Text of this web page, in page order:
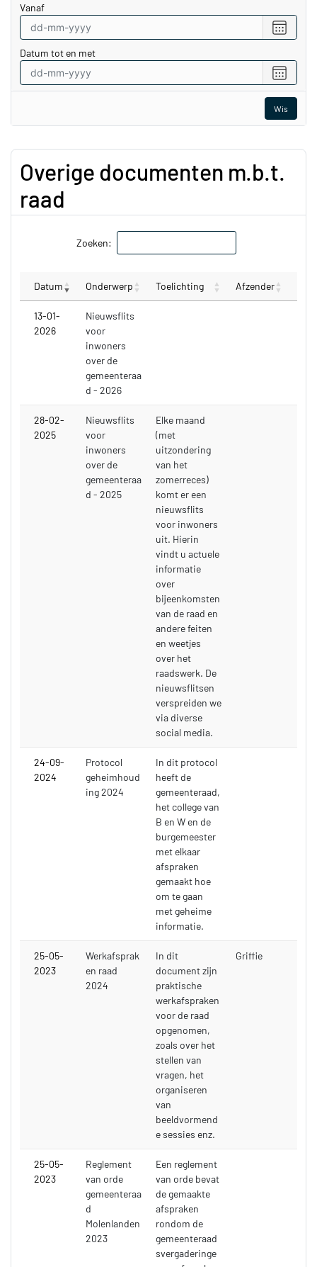
vanaf
een
vanaf
Datum tot en met
een
datum
tot
en
Wis
Overige documenten m.b.t.
raad
Zoeken:
Datum Onderwerp Toelichting Afzender
13-01-
2026
Nieuwsflits
voor
inwoners
over de
gemeenteraa
d - 2026
28-02-
2025
Nieuwsflits
voor
inwoners
over de
gemeenteraa
d - 2025
Elke maand
(met
uitzondering
van het
zomerreces)
komt er een
nieuwsflits
voor inwoners
uit. Hierin
vindt u actuele
informatie
over
bijeenkomsten
van de raad en
andere feiten
en weetjes
over het
raadswerk. De
nieuwsflitsen
verspreiden we
via diverse
social media.
24-09-
2024
Protocol
geheimhoud
ing 2024
In dit protocol
heeft de
gemeenteraad,
het college van
B en W en de
burgemeester
met elkaar
afspraken
gemaakt hoe
om te gaan
met geheime
informatie.
25-05-
2023
Werkafsprak
en raad
2024
In dit
document zijn
praktische
werkafspraken
voor de raad
opgenomen,
zoals over het
stellen van
vragen, het
organiseren
van
beeldvormend
e sessies enz.
Griffie
25-05-
2023
Reglement
van orde
gemeenteraa
d
Molenlanden
2023
Een reglement
van orde bevat
de gemaakte
afspraken
rondom de
gemeenteraad
svergaderinge